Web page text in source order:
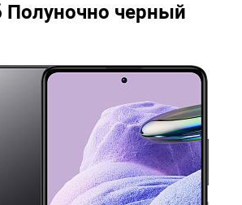
Полуночно черный